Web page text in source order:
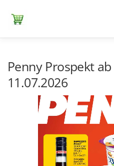
Inhalt
springen
NETTO DISCOUNT
Penny Prospekt
11.07.2026